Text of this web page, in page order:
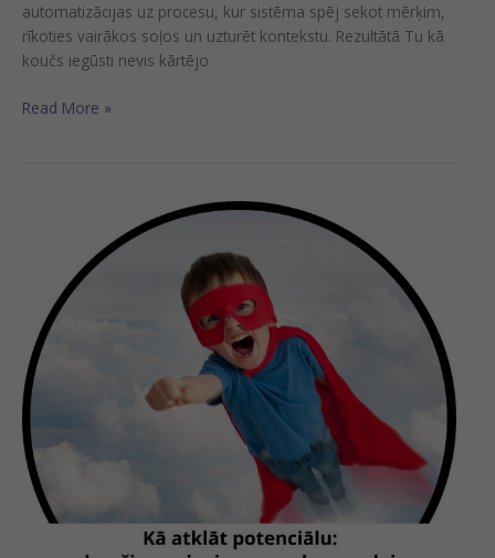
automatizācijas uz procesu, kur sistēma spēj sekot mērķim,
rīkoties vairākos soļos un uzturēt kontekstu. Rezultātā Tu kā
koučs iegūsti nevis kārtējo
Read More »
potenciālu:
koučinga
pieeja
sev
un
komandai”